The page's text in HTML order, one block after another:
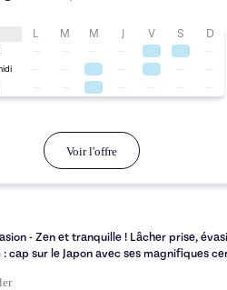
L M M J V S D
Voir l'offre
- Zen et tranquille ! Lâcher prise,
cap sur le Japon avec ses magnifiques